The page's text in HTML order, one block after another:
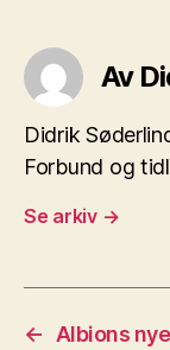
Av
Didrik
Forbund og
Se arkiv →
←
Albions